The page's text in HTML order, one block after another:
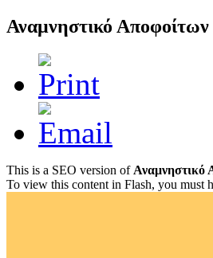
Αναμνηστικό Αποφοίτων
This is a SEO version of Αναμνηστικό
To view this content in Flash, you must